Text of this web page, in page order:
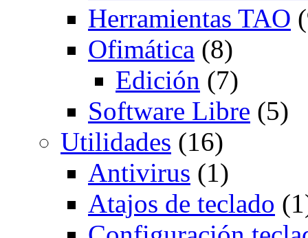
Herramientas TAO
Ofimática (8)
Edición (7)
Software Libre (5)
Utilidades (16)
Antivirus (1)
Atajos de teclado